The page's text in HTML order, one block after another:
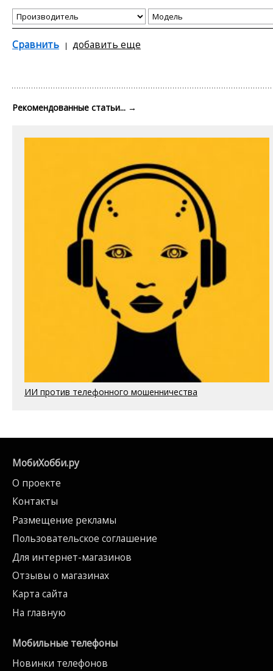
Сравнить добавить еще
Рекомендованные статьи... →
ИИ против телефонного мошенничества
МобиХобби.ру
О проекте
Контакты
Размещение рекламы
Пользовательское соглашение
Для интернет-магазинов
Отзывы о магазинах
Карта сайта
На главную
Мобильные телефоны
Новинки телефонов